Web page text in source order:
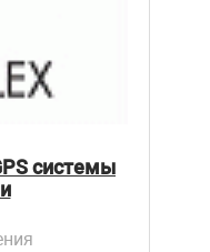
системы